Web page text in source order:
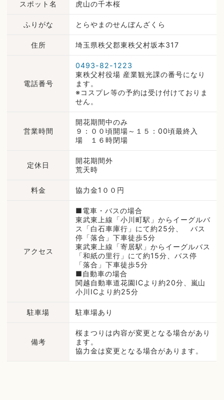
スポット名 虎山の千本桜
ふりがな とらやまのせんぼんざくら
住所 埼玉県秩父郡東秩父村坂本317
電話番号
0493-82-1223
東秩父村役場 産業観光課の番号になり
ます。
※コスプレ等の予約は受け付けておりま
せん。
営業時間
開花期間中のみ
９：００頃開場～１５：00頃最終入
場 １６時閉場
定休日
開花期間外
荒天時
料金 協力金1００円
アクセス
■電車・バスの場合
東武東上線「小川町駅」からイーグルバ
ス「白石車庫行」にて約25分、 バス
停「落合」下車徒歩5分
東武東上線「寄居駅」からイーグルバス
「和紙の里行」にて約15分、バス停
「落合」下車徒歩5分
■自動車の場合
関越自動車道花園ICより約20分、嵐山
小川ICより約25分
駐車場 駐車場あり
備考
桜まつりは内容が変更となる場合があり
ます。
協力金は変更となる場合があります。